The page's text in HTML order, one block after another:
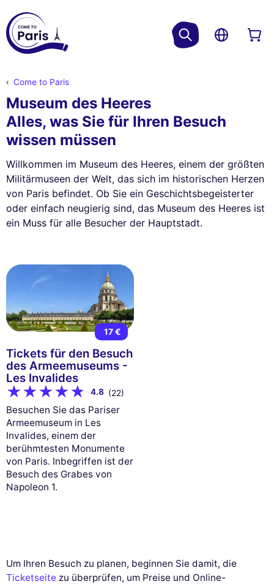
Come to Paris
Museum des Heeres
Alles, was Sie für Ihren Besuch
wissen müssen
Willkommen im Museum des Heeres, einem der größten
Militärmuseen der Welt, das sich im historischen Herzen
von Paris befindet. Ob Sie ein Geschichtsbegeisterter
oder einfach neugierig sind, das Museum des Heeres ist
ein Muss für alle Besucher der Hauptstadt.
17 €
Tickets für den Besuch
des Armeemuseums -
Les Invalides
4.8 (22)
Besuchen Sie das Pariser
Armeemuseum in Les
Invalides, einem der
berühmtesten Monumente
von Paris. Inbegriffen ist der
Besuch des Grabes von
Napoleon 1.
Um Ihren Besuch zu planen, beginnen Sie damit, die
Ticketseite zu überprüfen, um Preise und Online-